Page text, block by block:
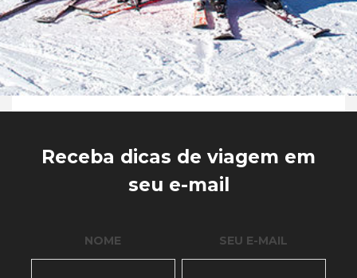
Receba dicas de viagem em
seu e-mail
NOME SEU E-MAIL